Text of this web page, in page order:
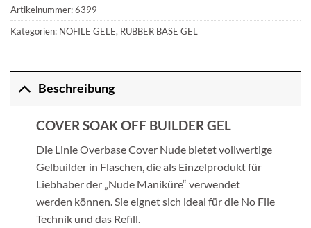
Artikelnummer:6399
Kategorien: NOFILE GELE, RUBBER BASE GEL
Beschreibung
COVER SOAK OFF BUILDER GEL
Die Linie Overbase Cover Nude bietet vollwertige
Gelbuilder in Flaschen, die als Einzelprodukt für
Liebhaber der „Nude Maniküre“ verwendet
werden können. Sie eignet sich ideal für die No File
Technik und das Refill.